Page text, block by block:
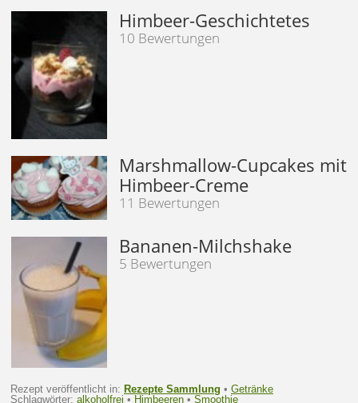
Himbeer-Geschichtetes
10 Bewertungen
Marshmallow-Cupcakes mit
Himbeer-Creme
11 Bewertungen
Bananen-Milchshake
5 Bewertungen
Rezept veröffentlicht in: Rezepte Sammlung • Getränke
Schlagwörter: alkoholfrei • Himbeeren • Smoothie